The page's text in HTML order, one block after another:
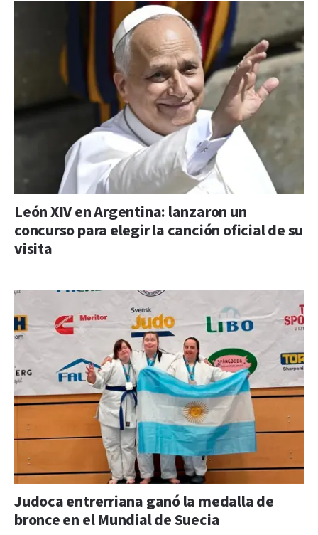
León XIV en Argentina: lanzaron un
concurso para elegir la canción oficial de su
visita
Judoca entrerriana ganó la medalla de
bronce en el Mundial de Suecia